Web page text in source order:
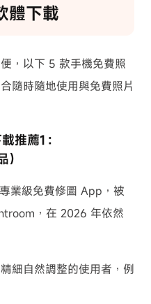
體下載
，以下 5 款手機免費照
隨時隨地使用與免費照片
推薦1：
業級免費修圖 App，被
，在 2026 年依然
細自然調整的使用者，例